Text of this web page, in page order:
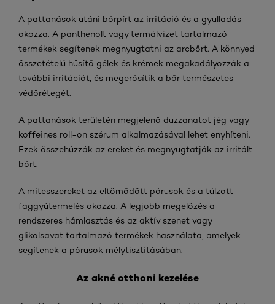
A pattanások utáni bőrpírt az irritáció és a gyulladás
okozza. A panthenolt vagy termálvizet tartalmazó
termékek segítenek megnyugtatni az arcbőrt. A könnyed
összetételű hűsítő gélek és krémek megakadályozzák a
további irritációt, és megerősítik a bőr természetes
védőrétegét.
A pattanások területén megjelenő duzzanatot jég vagy
koffeines roll-on szérum alkalmazásával lehet enyhíteni.
Ezek összehúzzák az ereket és megnyugtatják az irritált
bőrt.
A mitesszereket az eltömődött pórusok és a túlzott
faggyútermelés okozza. A legjobb megelőzés a
rendszeres hámlasztás és az aktív szenet vagy
glikolsavat tartalmazó termékek használata, amelyek
segítenek a pórusok mélytisztításában.
Az akné otthoni kezelése